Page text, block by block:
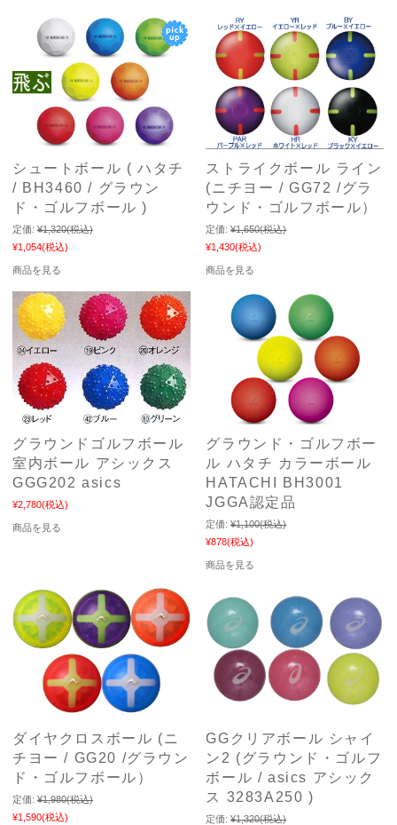
シュートボール ( ハタチ
/ BH3460 / グラウン
ド・ゴルフボール )
定価: ¥1,320(税込)
¥1,054(税込)
商品を見る
ストライクボール ライン
(ニチヨー / GG72 /グラ
ウンド・ゴルフボール）
定価: ¥1,650(税込)
¥1,430(税込)
商品を見る
グラウンドゴルフボール
室内ボール アシックス
GGG202 asics
¥2,780(税込)
商品を見る
グラウンド・ゴルフボー
ル ハタチ カラーボール
HATACHI BH3001
JGGA認定品
定価: ¥1,100(税込)
¥878(税込)
商品を見る
ダイヤクロスボール (ニ
チヨー / GG20 /グラウン
ド・ゴルフボール）
定価: ¥1,980(税込)
¥1,590(税込)
GGクリアボール シャイ
ン2 (グラウンド・ゴルフ
ボール / asics アシック
ス 3283A250 )
定価: ¥1,320(税込)